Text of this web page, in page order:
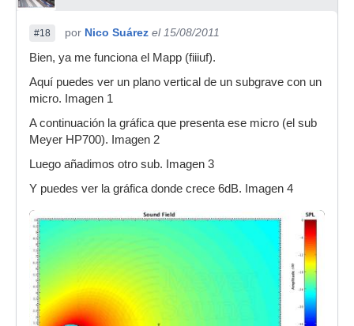
#18 por Nico Suárez el 15/08/2011
Bien, ya me funciona el Mapp (fiiiuf).
Aquí puedes ver un plano vertical de un subgrave con un
micro. Imagen 1
A continuación la gráfica que presenta ese micro (el sub
Meyer HP700). Imagen 2
Luego añadimos otro sub. Imagen 3
Y puedes ver la gráfica donde crece 6dB. Imagen 4